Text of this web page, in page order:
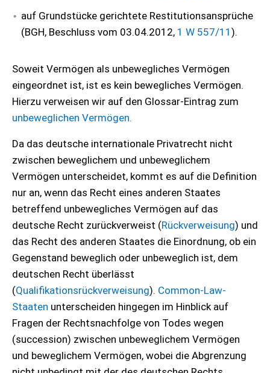
auf Grundstücke gerichtete Restitutionsansprüche
(BGH, Beschluss vom 03.04.2012, 1 W 557/11 ).
Soweit Vermögen als unbewegliches Vermögen
eingeordnet ist, ist es kein bewegliches Vermögen.
Hierzu verweisen wir auf den Glossar-Eintrag zum
unbeweglichen Vermögen.
Da das deutsche internationale Privatrecht nicht
zwischen beweglichem und unbeweglichem
Vermögen unterscheidet, kommt es auf die Definition
nur an, wenn das Recht eines anderen Staates
betreffend unbewegliches Vermögen auf das
deutsche Recht zurückverweist (Rückverweisung) und
das Recht des anderen Staates die Einordnung, ob ein
Gegenstand beweglich oder unbeweglich ist, dem
deutschen Recht überlässt
(Qualifikationsrückverweisung). Common-Law-
Staaten unterscheiden hingegen im Hinblick auf
Fragen der Rechtsnachfolge von Todes wegen
(succession) zwischen unbeweglichem Vermögen
und beweglichem Vermögen, wobei die Abgrenzung